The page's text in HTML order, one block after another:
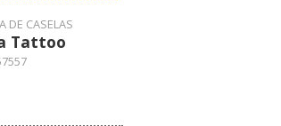
DE CASELAS
Tattoo